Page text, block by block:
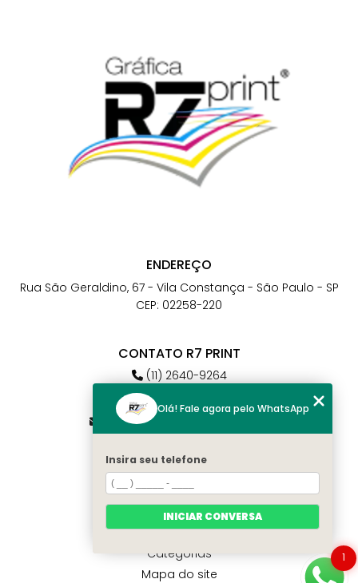
ENDEREÇO
Rua São Geraldino, 67 - Vila Constança - São Paulo - SP
CEP: 02258-220
CONTATO R7 PRINT
(11) 2640-9264
(11) 98784-6664
atendimento@r7print.com.br
MENU
Home
Quem somos
Contato
Categorias
Mapa do site
1
Olá! Fale agora pelo WhatsApp
Insira seu telefone
INICIAR CONVERSA